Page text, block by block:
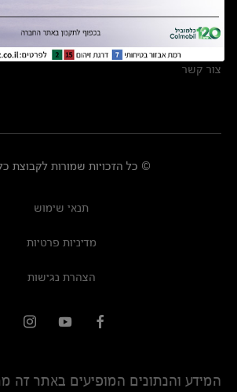
אולמות תצוגה
מרכזי שירות
צור קשר
© כל הזכויות שמורות לקבוצת
תנאי שימוש
מדיניות פרטיות
הצהרת נגישות
המידע והנתונים המופיעים באתר זה